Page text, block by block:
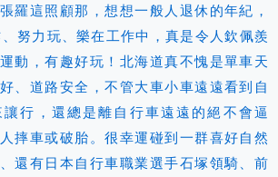
羅這照顧那，想想一般人退休的年紀，
努力玩、樂在工作中，真是令人欽佩羨
動，有趣好玩！北海道真不愧是單車天
、道路安全，不管大車小車遠遠看到自
行，還總是離自行車遠遠的絕不會逼
摔車或破胎。很幸運碰到一群喜好自然
還有日本自行車職業選手石塚領騎、前